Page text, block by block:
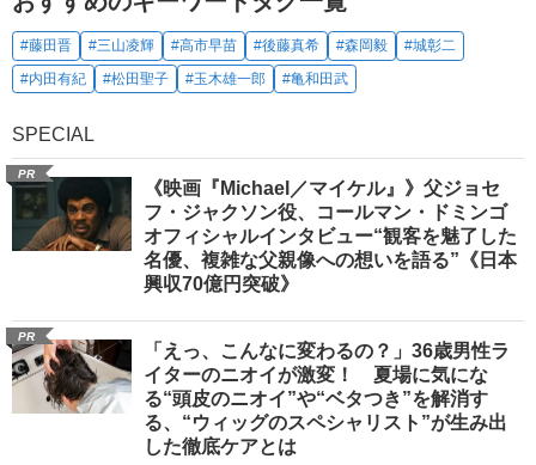
#藤田晋 #三山凌輝 #高市早苗 #後藤真希 #森岡毅
#城彰二
#内田有紀
#松田聖子 #玉木雄一郎 #亀和田武
SPECIAL
PR
《映画『Michael／マイケル』》父ジョセ
フ・ジャクソン役、コールマン・ドミンゴ
オフィシャルインタビュー“観客を魅了した
名優、複雑な父親像への想いを語る”《日本
興収70億円突破》
PR
「えっ、こんなに変わるの？」36歳男性ラ
イターのニオイが激変！ 夏場に気にな
る“頭皮のニオイ”や“ベタつき”を解消す
る、“ウィッグのスペシャリスト”が生み出
した徹底ケアとは